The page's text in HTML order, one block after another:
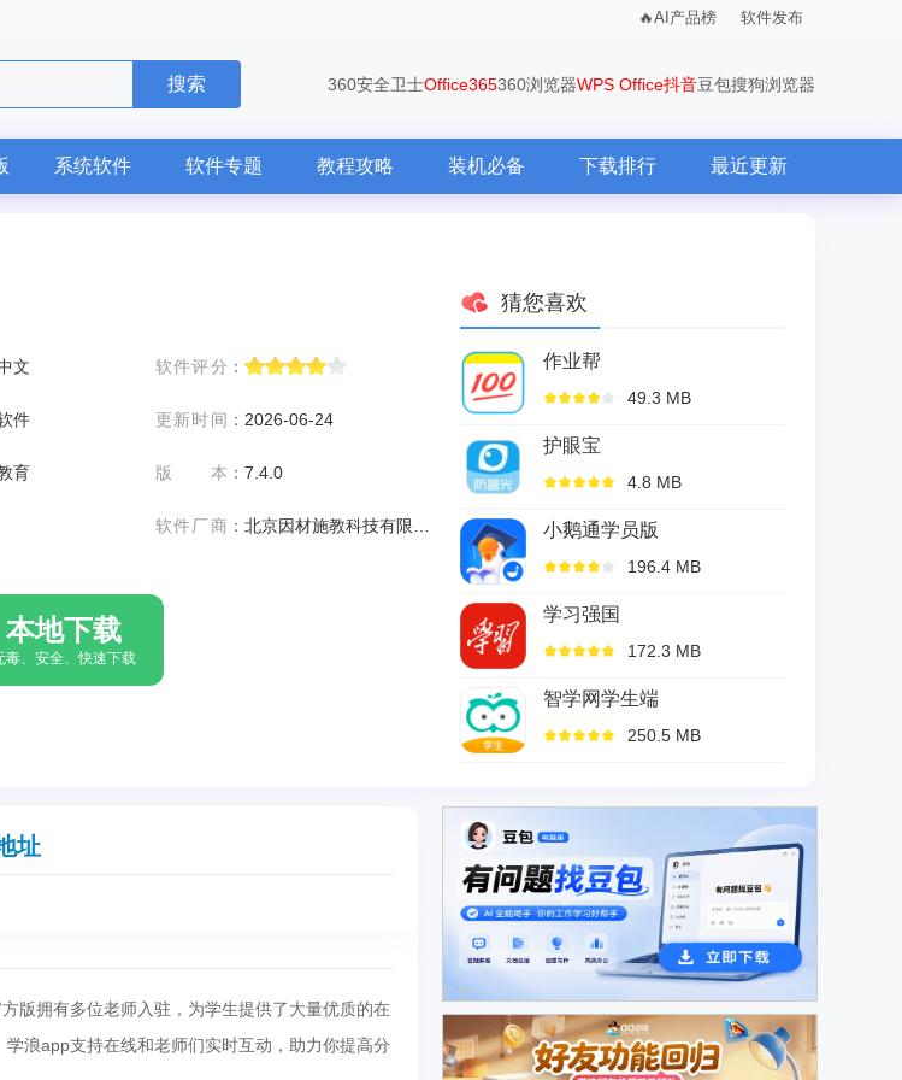
AI产品榜 软件发布
搜索 360安全卫士Office365360浏览器WPS Office抖音豆包搜狗浏览器
系统软件 软件专题 教程攻略 装机必备 下载排行 最近更新
文 软件评分 ：
件 更新时间 ： 2026-06-24
育 版本 ： 7.4.0
软件厂商 ：
本地下载
毒、安全、快速下载
猜您喜欢
作业帮
49.3 MB
护眼宝
4.8 MB
小鹅通学员版
196.4 MB
学习强国
172.3 MB
智学网学生端
250.5 MB
址
版拥有多位老师入驻，为学生提供了大量优质的在
浪app支持在线和老师们实时互动，助力你提高分
广告